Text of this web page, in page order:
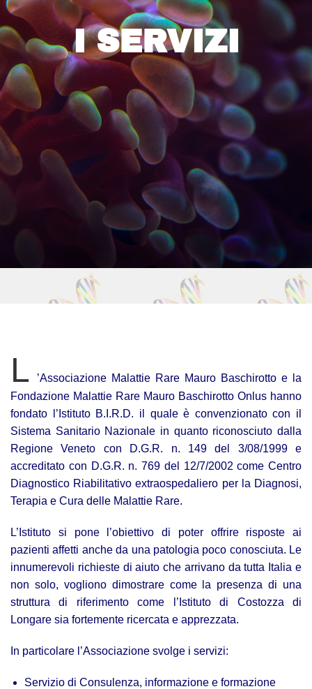
I SERVIZI
L
’Associazione Malattie Rare Mauro Baschirotto e la
Fondazione Malattie Rare Mauro Baschirotto Onlus hanno
fondato l’Istituto B.I.R.D. il quale è convenzionato con il
Sistema Sanitario Nazionale in quanto riconosciuto dalla
Regione Veneto con D.G.R. n. 149 del 3/08/1999 e
accreditato con D.G.R. n. 769 del 12/7/2002 come Centro
Diagnostico Riabilitativo extraospedaliero per la Diagnosi,
Terapia e Cura delle Malattie Rare.
L’Istituto si pone l’obiettivo di poter offrire risposte ai
pazienti affetti anche da una patologia poco conosciuta. Le
innumerevoli richieste di aiuto che arrivano da tutta Italia e
non solo, vogliono dimostrare come la presenza di una
struttura di riferimento come l’Istituto di Costozza di
Longare sia fortemente ricercata e apprezzata.
In particolare l’Associazione svolge i servizi:
Servizio di Consulenza, informazione e formazione